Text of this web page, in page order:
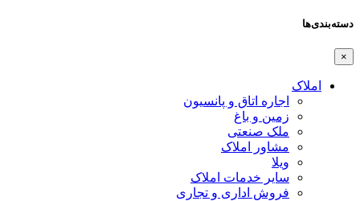
دسته‌بندی‌ها
×
املاک
اجاره اتاق و پانسیون
زمین و باغ
ملک صنعتی
مشاور املاک
ویلا
سایر خدمات املاک
فروش اداری و تجاری